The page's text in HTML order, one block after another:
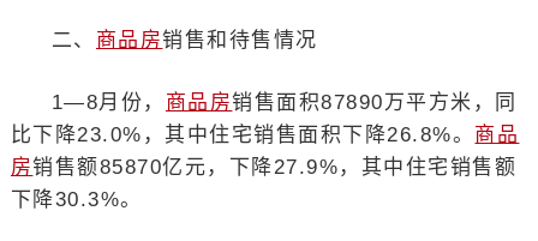
二、 商品房销售和待售情况
1—8月份， 商品房销售面积87890万平方米，同
比下降23.0%，其中住宅销售面积下降26.8%。 商品
房销售额85870亿元，下降27.9%，其中住宅销售额
下降30.3%。